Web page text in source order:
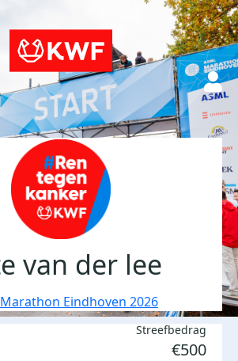
van der lee
Eindhoven 2026
Streefbedrag
€500